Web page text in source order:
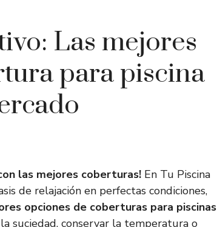
Las mejores
para piscina
las mejores coberturas! En Tu Piscina
de relajación en perfectas condiciones,
opciones de coberturas para piscinas
suciedad, conservar la temperatura o